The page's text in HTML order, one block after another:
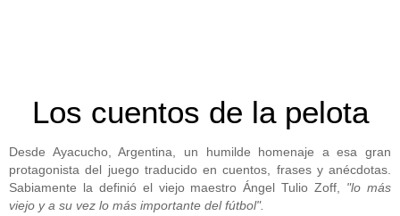
Los cuentos de la pelota
Desde Ayacucho, Argentina, un humilde homenaje a esa gran
protagonista del juego traducido en cuentos, frases y anécdotas.
Sabiamente la definió el viejo maestro Ángel Tulio Zoff, "lo más
viejo y a su vez lo más importante del fútbol".